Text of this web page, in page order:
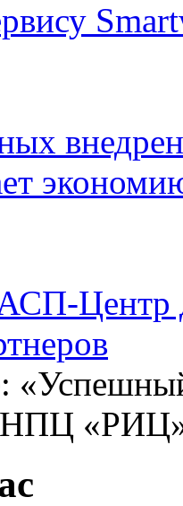
Центр
«РИЦ»,